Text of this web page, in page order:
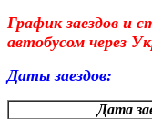
График заездов и
автобусом через
Даты заездов:
Дата